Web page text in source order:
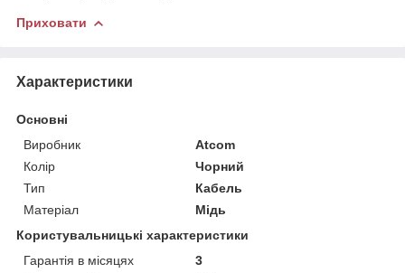
Приховати
Характеристики
Основні
Виробник
Atcom
Колір
Чорний
Тип
Кабель
Матеріал
Мідь
Користувальницькі характеристики
Гарантія в місяцях
3